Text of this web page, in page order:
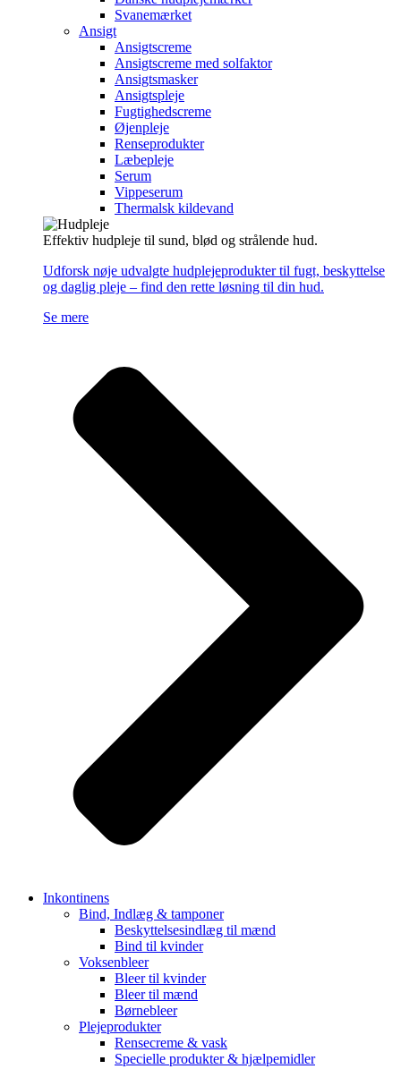
Svanemærket
Ansigt
Ansigtscreme
Ansigtscreme med solfaktor
Ansigtsmasker
Ansigtspleje
Fugtighedscreme
Øjenpleje
Renseprodukter
Læbepleje
Serum
Vippeserum
Thermalsk kildevand
Effektiv hudpleje til sund, blød og strålende hud.
Udforsk nøje udvalgte hudplejeprodukter til fugt, beskyttelse
og daglig pleje – find den rette løsning til din hud.
Se mere
Inkontinens
Bind, Indlæg & tamponer
Beskyttelsesindlæg til mænd
Bind til kvinder
Voksenbleer
Bleer til kvinder
Bleer til mænd
Børnebleer
Plejeprodukter
Rensecreme & vask
Specielle produkter & hjælpemidler